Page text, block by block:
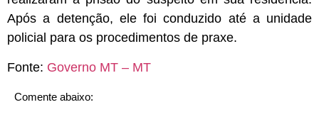
Após a detenção, ele foi conduzido até a unidade
policial para os procedimentos de praxe.
Fonte: Governo MT – MT
Comente abaixo: